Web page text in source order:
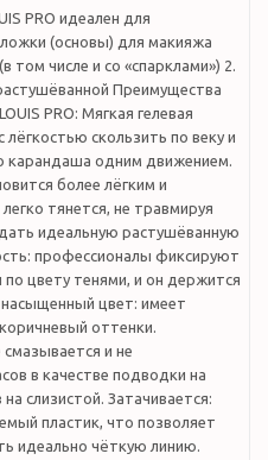
PRO идеален для
(основы) для макияжа
том числе и со «спарклами») 2.
Преимущества
PRO: Мягкая гелевая
скользить по веку и
карандаша одним движением.
более лёгким и
тянется, не травмируя
идеальную растушёванную
профессионалы фиксируют
цвету тенями, и он держится
насыщенный цвет: имеет
оттенки.
и не
в качестве подводки на
слизистой. Затачивается:
пластик, что позволяет
идеально чёткую линию.